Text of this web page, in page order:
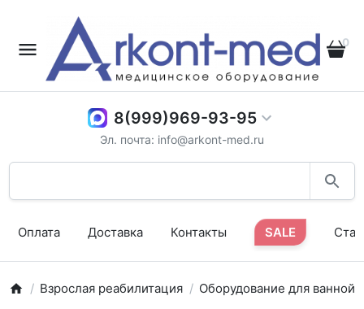
0
8(999)969-93-95
Эл. почта: info@arkont-med.ru
Оплата Доставка Контакты SALE
Взрослая реабилитация Оборудование для ванной